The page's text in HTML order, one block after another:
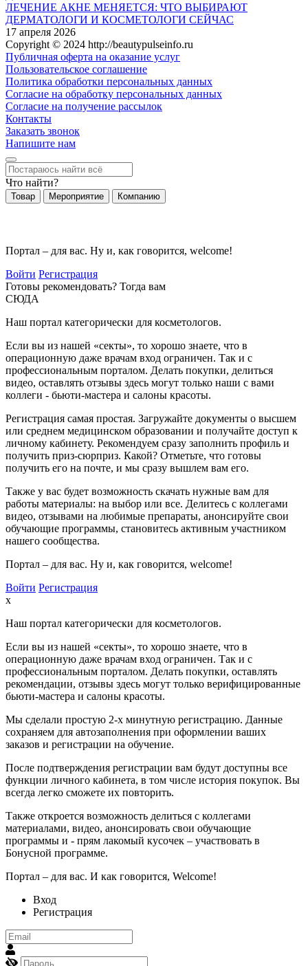
ЛЕЧЕНИЕ АКНЕ МЕНЯЕТСЯ: ЧТО ВЫБИРАЮТ
ДЕРМАТОЛОГИ И КОСМЕТОЛОГИ СЕЙЧАС
17 апреля 2026
Copyright © 2024 http://beautypulseinfo.ru
Публичная оферта на оказание услуг
Пользовательское соглашение
Политика обработки персональных данных
Согласие на обработку персональных данных
Согласие на получение рассылок
Контакты
Заказать звонок
Напишите нам
Что найти?
Товар Мероприятие Компанию
Портал – для вас. Ну и, как говорится, welcome!
Войти Регистрация
Готовы рекомендовать? Тогда вам
СЮДА
Наш портал категорически для косметологов.
Если вы из нашей «секты», то хорошо знаете, что в
операционную даже врачам вход ограничен. Так и с
профессиональным порталом. Делать покупки, делиться
видео, оставлять отзывы здесь могут только наши с вами
коллеги - бьюти-мастера и салоны красоты.
Регистрация самая простая. Загружайте документы о высшем
или среднем медицинском образовании и получайте доступ к
личному кабинету. Рекомендуем сразу заполнить профиль и
получить приз-сюрприз. Какой? Отметьте, что готовы
получить его на почте, и мы сразу вышлем вам его.
Также у вас будет возможность скачать нужные вам для
работы материалы: на выбор или все. Делитесь с коллегами
видео, отзывами на любимые препараты, анонсируйте свои
обучающие программы, становитесь активным участником
нашего сообщества.
Портал – для вас. Ну и, как говорится, welcome!
Войти Регистрация
x
Наш портал категорически для косметологов.
Если вы из нашей «секты», то хорошо знаете, что в
операционную даже врачам вход ограничен. Так и с
профессиональным порталом. Делать покупки, оставлять
рекомендации, отзывы здесь могут только верифицированные
бьюти-мастера и салоны красоты.
Мы сделали простую 2-х минутную регистрацию. Данные
сохраняем для автозаполнения при оформлении ваших
заказов и регистрации на обучение.
После подтверждения регистрации вам будут доступны все
функции личного кабинета, в том числе история покупок. Вы
всегда легко сможете их повторить.
Также откроется возможность делиться с коллегами
материалами, видео, анонсировать свои обучающие
программы и - прям лакомый кусочек – участвовать в
Бонусной программе.
Портал – для вас. И как говорится, Welcome!
Вход
Регистрация